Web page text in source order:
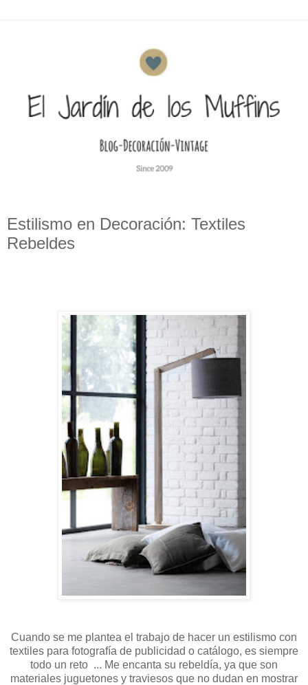
Estilismo en Decoración: Textiles
Rebeldes
Cuando se me plantea el trabajo de hacer un estilismo con
textiles para fotografía de publicidad o catálogo, es siempre
todo un reto ... Me encanta su rebeldía, ya que son
materiales juguetones y traviesos que no dudan en mostrar